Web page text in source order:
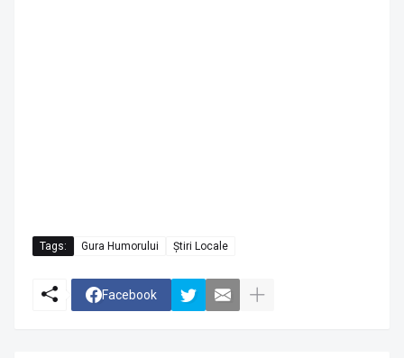
Tags: Gura Humorului Știri Locale
Facebook